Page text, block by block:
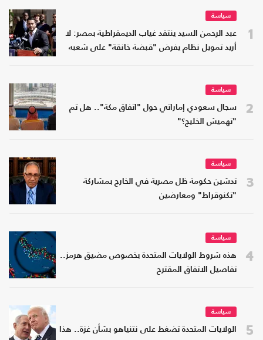
1
سياسة
عبد الرحمن السيد ينتقد غياب الديمقراطية بمصر: لا
أريد تمويل نظام يفرض "قبضة خانقة" على شعبه
2
سياسة
سجال سعودي إماراتي حول "اتفاق مكة".. هل تم
"تهميش الخليج؟"
3
سياسة
تدشين حكومة ظل مصرية في الخارج بمشاركة
"تكنوقراط" ومعارضين
4
سياسة
هذه شروط الولايات المتحدة بخصوص مضيق هرمز..
تفاصيل الاتفاق المقترح
5
سياسة
الولايات المتحدة تضغط على نتنياهو بشأن غزة.. هذا